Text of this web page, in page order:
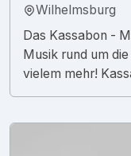
Wilhelmsburg
Das Kassabon -
Musik rund um
vielem mehr!